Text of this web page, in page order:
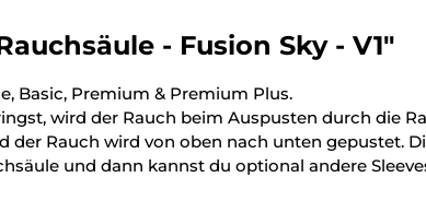
- Fusion Sky - V1"
Basic, Premium & Premium Plus.
wird der Rauch beim Auspusten durch die
Rauch wird von oben nach unten gepustet.
und dann kannst du optional andere